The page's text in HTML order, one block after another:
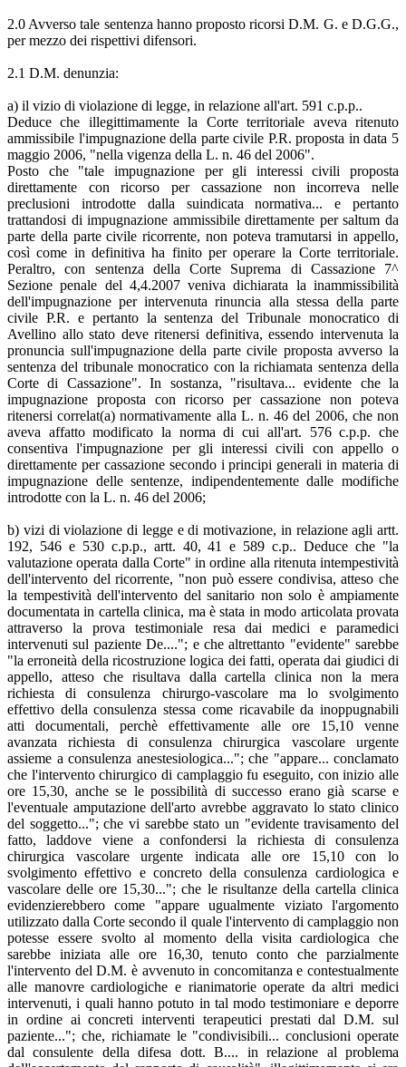
2.0 Avverso tale sentenza hanno proposto ricorsi D.M. G. e D.G.G.,
per mezzo dei rispettivi difensori.
2.1 D.M. denunzia:
a) il vizio di violazione di legge, in relazione all'art. 591 c.p.p..
Deduce che illegittimamente la Corte territoriale aveva ritenuto
ammissibile l'impugnazione della parte civile P.R. proposta in data 5
maggio 2006, "nella vigenza della L. n. 46 del 2006".
Posto che "tale impugnazione per gli interessi civili proposta
direttamente con ricorso per cassazione non incorreva nelle
preclusioni introdotte dalla suindicata normativa... e pertanto
trattandosi di impugnazione ammissibile direttamente per saltum da
parte della parte civile ricorrente, non poteva tramutarsi in appello,
così come in definitiva ha finito per operare la Corte territoriale.
Peraltro, con sentenza della Corte Suprema di Cassazione 7^
Sezione penale del 4,4.2007 veniva dichiarata la inammissibilità
dell'impugnazione per intervenuta rinuncia alla stessa della parte
civile P.R. e pertanto la sentenza del Tribunale monocratico di
Avellino allo stato deve ritenersi definitiva, essendo intervenuta la
pronuncia sull'impugnazione della parte civile proposta avverso la
sentenza del tribunale monocratico con la richiamata sentenza della
Corte di Cassazione". In sostanza, "risultava... evidente che la
impugnazione proposta con ricorso per cassazione non poteva
ritenersi correlat(a) normativamente alla L. n. 46 del 2006, che non
aveva affatto modificato la norma di cui all'art. 576 c.p.p. che
consentiva l'impugnazione per gli interessi civili con appello o
direttamente per cassazione secondo i principi generali in materia di
impugnazione delle sentenze, indipendentemente dalle modifiche
introdotte con la L. n. 46 del 2006;
b) vizi di violazione di legge e di motivazione, in relazione agli artt.
192, 546 e 530 c.p.p., artt. 40, 41 e 589 c.p.. Deduce che "la
valutazione operata dalla Corte" in ordine alla ritenuta intempestività
dell'intervento del ricorrente, "non può essere condivisa, atteso che
la tempestività dell'intervento del sanitario non solo è ampiamente
documentata in cartella clinica, ma è stata in modo articolata provata
attraverso la prova testimoniale resa dai medici e paramedici
intervenuti sul paziente De...."; e che altrettanto "evidente" sarebbe
"la erroneità della ricostruzione logica dei fatti, operata dai giudici di
appello, atteso che risultava dalla cartella clinica non la mera
richiesta di consulenza chirurgo-vascolare ma lo svolgimento
effettivo della consulenza stessa come ricavabile da inoppugnabili
atti documentali, perchè effettivamente alle ore 15,10 venne
avanzata richiesta di consulenza chirurgica vascolare urgente
assieme a consulenza anestesiologica..."; che "appare... conclamato
che l'intervento chirurgico di camplaggio fu eseguito, con inizio alle
ore 15,30, anche se le possibilità di successo erano già scarse e
l'eventuale amputazione dell'arto avrebbe aggravato lo stato clinico
del soggetto..."; che vi sarebbe stato un "evidente travisamento del
fatto, laddove viene a confondersi la richiesta di consulenza
chirurgica vascolare urgente indicata alle ore 15,10 con lo
svolgimento effettivo e concreto della consulenza cardiologica e
vascolare delle ore 15,30..."; che le risultanze della cartella clinica
evidenzierebbero come "appare ugualmente viziato l'argomento
utilizzato dalla Corte secondo il quale l'intervento di camplaggio non
potesse essere svolto al momento della visita cardiologica che
sarebbe iniziata alle ore 16,30, tenuto conto che parzialmente
l'intervento del D.M. è avvenuto in concomitanza e contestualmente
alle manovre cardiologiche e rianimatorie operate da altri medici
intervenuti, i quali hanno potuto in tal modo testimoniare e deporre
in ordine ai concreti interventi terapeutici prestati dal D.M. sul
paziente..."; che, richiamate le "condivisibili... conclusioni operate
dal consulente della difesa dott. B.... in relazione al problema